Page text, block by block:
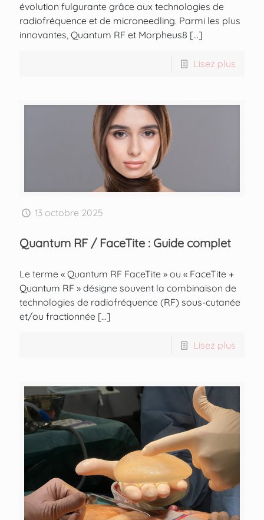
évolution fulgurante grâce aux technologies de
radiofréquence et de microneedling. Parmi les plus
innovantes, Quantum RF et Morpheus8 […]
Lisez plus
13 octobre 2025
Quantum RF / FaceTite : Guide complet
Le terme « Quantum RF FaceTite » ou « FaceTite +
Quantum RF » désigne souvent la combinaison de
technologies de radiofréquence (RF) sous-cutanée
et/ou fractionnée […]
Lisez plus